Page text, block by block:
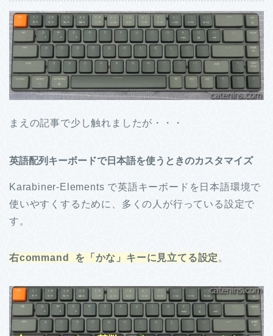
まえの記事で少し触れましたが・・・
英語配列キーボードで日本語を使うときのカスタマイズ
Karabiner-Elements で英語キーボードを日本語環境で
使いやすくするために、多くの人が行っている設定で
す。
右command を「かな」キーに見立てる設定 。